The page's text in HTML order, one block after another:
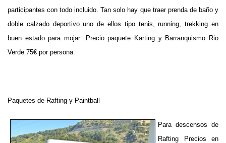
participantes con todo incluido. Tan solo hay que traer prenda de baño y
doble calzado deportivo uno de ellos tipo tenis, running, trekking en
buen estado para mojar .Precio paquete Karting y Barranquismo Rio
Verde 75€ por persona.
Paquetes de Rafting y Paintball
Para descensos de
Rafting Precios en